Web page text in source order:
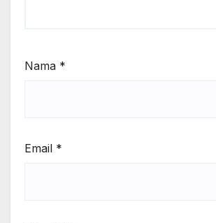
Nama *
Email *